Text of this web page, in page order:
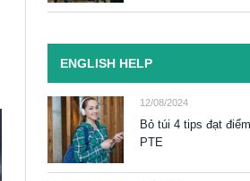
ENGLISH HELP
12/08/2024
Bỏ túi 4 tips đạt
PTE